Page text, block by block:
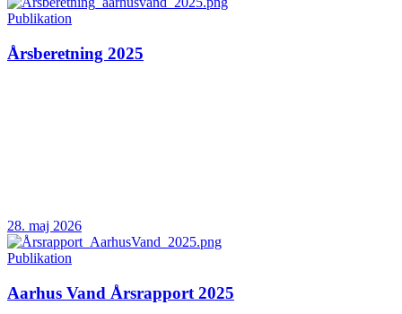
Publikation
Årsberetning 2025
28. maj 2026
Publikation
Aarhus Vand Årsrapport 2025